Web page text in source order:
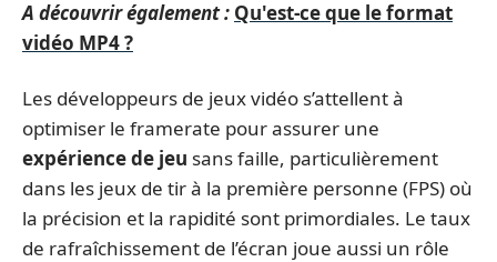
A découvrir également : Qu'est-ce que le format
vidéo MP4 ?
Les développeurs de jeux vidéo s’attellent à
optimiser le framerate pour assurer une
expérience de jeu sans faille, particulièrement
dans les jeux de tir à la première personne (FPS) où
la précision et la rapidité sont primordiales. Le taux
de rafraîchissement de l’écran joue aussi un rôle